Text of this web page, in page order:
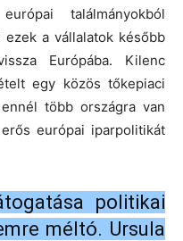
találmányokból
a vállalatok később
Európába. Kilenc
egy közös tőkepiaci
több országra van
európai iparpolitikát
politikai
méltó. Ursula